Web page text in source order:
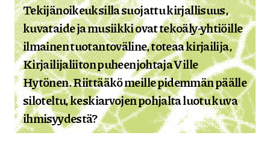
Tekijänoikeuksilla suojattu kirjallisuus,
kuvataide ja musiikki ovat tekoäly-yhtiöille
ilmainen tuotantoväline, toteaa kirjailija,
Kirjailijaliiton puheenjohtaja Ville
Hytönen. Riittääkö meille pidemmän päälle
siloteltu, keskiarvojen pohjalta luotu kuva
ihmisyydestä?